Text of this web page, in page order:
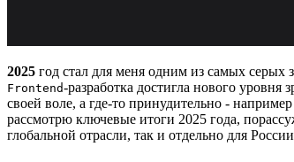
2025 год стал для меня одним из самых серых
Frontend-разработка достигла нового уровня
своей воле, а где-то принудительно -
рассмотрю ключевые итоги 2025 года,
глобальной отрасли, так и отдельно для